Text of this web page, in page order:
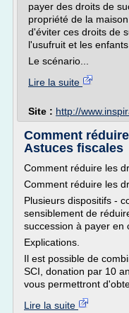
payer des droits de
propriété de la
d'éviter ces droits de
l'usufruit et les
Le scénario...
Lire la suite
Site : http://
Comment
Astuces fiscales
Comment réduire les
Comment réduire les
Plusieurs dispositifs -
sensiblement de
succession à payer en
Explications.
Il est possible de
SCI, donation par 10
vous permettront
Lire la suite